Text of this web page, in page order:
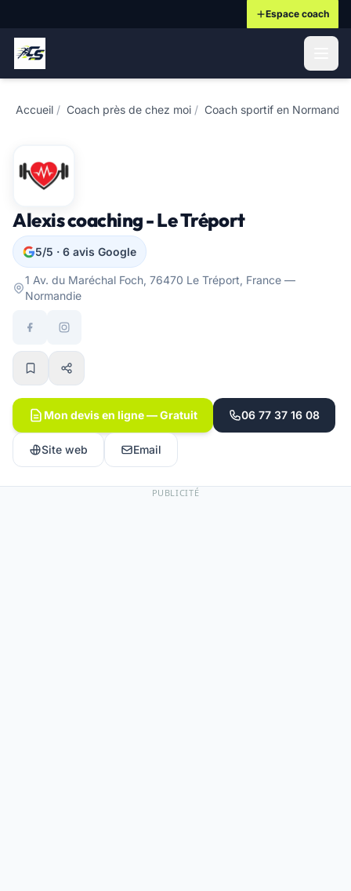
Espace coach
Accueil / Coach près de chez moi / Coach sportif en Normandie
Alexis coaching - Le Tréport
5/5 · 6 avis Google
1 Av. du Maréchal Foch, 76470 Le Tréport, France —
Normandie
Mon devis en ligne — Gratuit 06 77 37 16 08
Site web Email
PUBLICITÉ